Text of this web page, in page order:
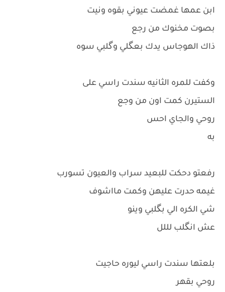
ابن عمها غمضت عيوني بقوه ونيت
بصوت مخنوك من رجع
ذاك الهوجاس يدك بعگلي وگلبي سوه
وكفت للمره الثانيه سندت راسي على
الستيرن كمت اون من وجع
روحي والجاي احس
به
رفعتو دحكت للبعيد سراب والعيون تسورب
غيمه حدرت عليهن وكمت مااشوف
شي الكره الي بگلبي وينو
عش انگلب لللل
بلعتها سندت راسي ليوره حاجيت
روحي بقهر